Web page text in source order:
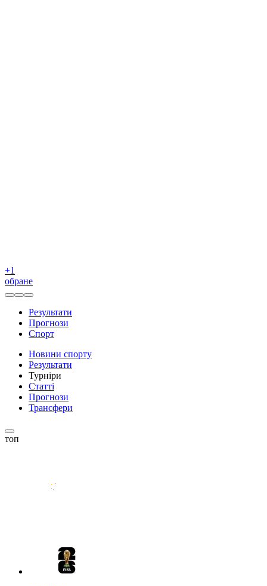
+1
обране
Результати
Прогнози
Спорт
Новини спорту
Результати
Турніри
Статті
Прогнози
Трансфери
топ